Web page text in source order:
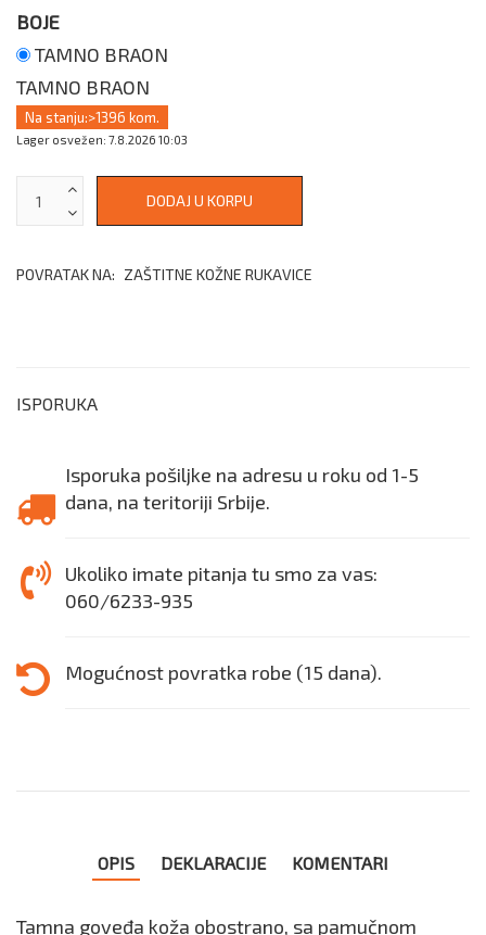
BOJE
TAMNO BRAON
TAMNO BRAON
Na stanju:>1396 kom.
Lager osvežen: 7.8.2026 10:03
POVRATAK NA: ZAŠTITNE KOŽNE RUKAVICE
ISPORUKA
Isporuka pošiljke na adresu u roku od 1-5
dana, na teritoriji Srbije.
Ukoliko imate pitanja tu smo za vas:
060/6233-935
Mogućnost povratka robe (15 dana).
OPIS DEKLARACIJE KOMENTARI
Tamna goveđa koža obostrano, sa pamučnom